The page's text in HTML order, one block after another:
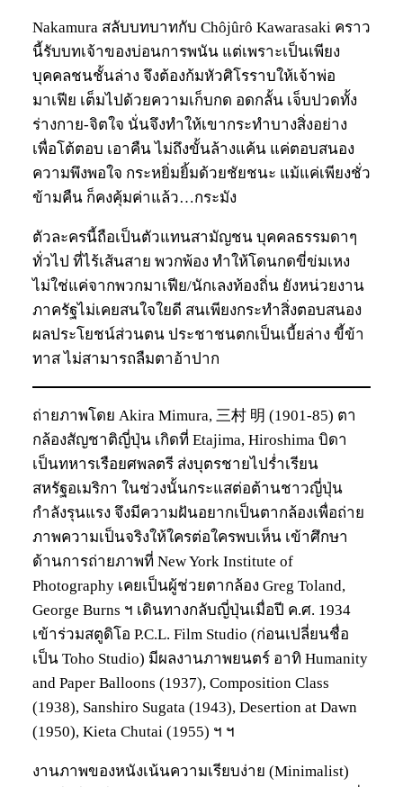
Nakamura สลับบทบาทกับ Chôjûrô Kawarasaki คราว
นี้รับบทเจ้าของบ่อนการพนัน แต่เพราะเป็นเพียง
บุคคลชนชั้นล่าง จึงต้องก้มหัวศิโรราบให้เจ้าพ่อ
มาเฟีย เต็มไปด้วยความเก็บกด อดกลั้น เจ็บปวดทั้ง
ร่างกาย-จิตใจ นั่นจึงทำให้เขากระทำบางสิ่งอย่าง
เพื่อโต้ตอบ เอาคืน ไม่ถึงขั้นล้างแค้น แค่ตอบสนอง
ความพึงพอใจ กระหยิ่มยิ้มด้วยชัยชนะ แม้แค่เพียงชั่ว
ข้ามคืน ก็คงคุ้มค่าแล้ว…กระมัง
ตัวละครนี้ถือเป็นตัวแทนสามัญชน บุคคลธรรมดาๆ
ทั่วไป ที่ไร้เส้นสาย พวกพ้อง ทำให้โดนกดขี่ข่มเหง
ไม่ใช่แค่จากพวกมาเฟีย/นักเลงท้องถิ่น ยังหน่วยงาน
ภาครัฐไม่เคยสนใจใยดี สนเพียงกระทำสิ่งตอบสนอง
ผลประโยชน์ส่วนตน ประชาชนตกเป็นเบี้ยล่าง ขี้ข้า
ทาส ไม่สามารถลืมตาอ้าปาก
ถ่ายภาพโดย Akira Mimura, 三村 明 (1901-85) ตา
กล้องสัญชาติญี่ปุ่น เกิดที่ Etajima, Hiroshima บิดา
เป็นทหารเรือยศพลตรี ส่งบุตรชายไปร่ำเรียน
สหรัฐอเมริกา ในช่วงนั้นกระแสต่อต้านชาวญี่ปุ่น
กำลังรุนแรง จึงมีความฝันอยากเป็นตากล้องเพื่อถ่าย
ภาพความเป็นจริงให้ใครต่อใครพบเห็น เข้าศึกษา
ด้านการถ่ายภาพที่ New York Institute of
Photography เคยเป็นผู้ช่วยตากล้อง Greg Toland,
George Burns ฯ เดินทางกลับญี่ปุ่นเมื่อปี ค.ศ. 1934
เข้าร่วมสตูดิโอ P.C.L. Film Studio (ก่อนเปลี่ยนชื่อ
เป็น Toho Studio) มีผลงานภาพยนตร์ อาทิ Humanity
and Paper Balloons (1937), Composition Class
(1938), Sanshiro Sugata (1943), Desertion at Dawn
(1950), Kieta Chutai (1955) ฯ ฯ
งานภาพของหนังเน้นความเรียบง่าย (Minimalist)